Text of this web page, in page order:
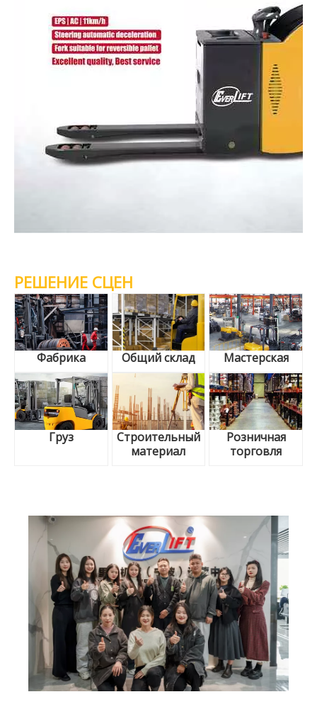
РЕШЕНИЕ СЦЕН
Фабрика Общий склад Мастерская
Груз
Строительный
материал
Розничная
торговля